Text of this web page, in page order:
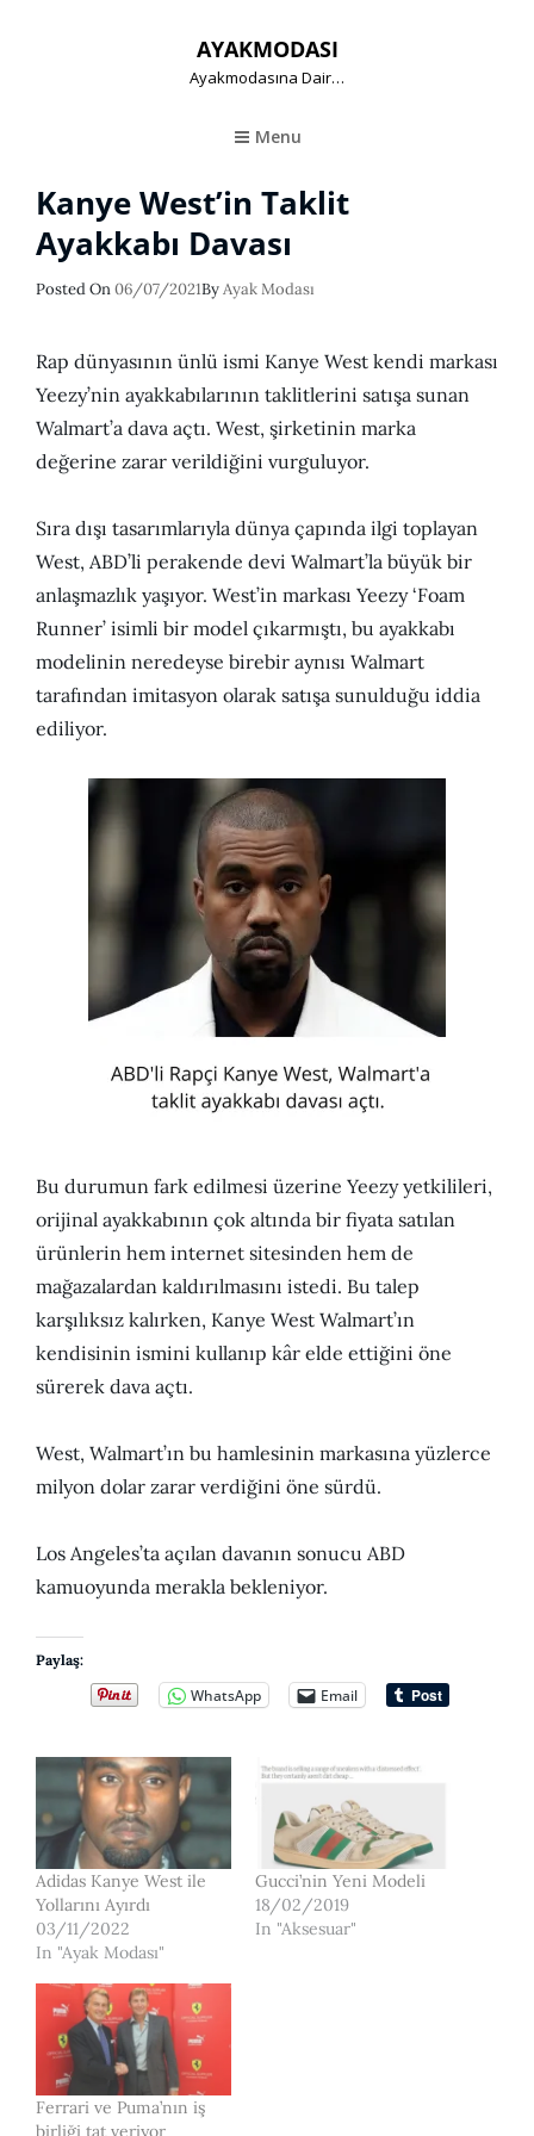
AYAKMODASI
Ayakmodasına Dair…
Menu
Kanye West’in Taklit
Ayakkabı Davası
Posted OnPosted
06/07/2021ByAyak Modası
Rap dünyasının ünlü ismi Kanye West kendi markası
Yeezy’nin ayakkabılarının taklitlerini satışa sunan
Walmart’a dava açtı. West, şirketinin marka
değerine zarar verildiğini vurguluyor.
Sıra dışı tasarımlarıyla dünya çapında ilgi toplayan
West, ABD’li perakende devi Walmart’la büyük bir
anlaşmazlık yaşıyor. West’in markası Yeezy ‘Foam
Runner’ isimli bir model çıkarmıştı, bu ayakkabı
modelinin neredeyse birebir aynısı Walmart
tarafından imitasyon olarak satışa sunulduğu iddia
ediliyor.
Bu durumun fark edilmesi üzerine Yeezy yetkilileri,
orijinal ayakkabının çok altında bir fiyata satılan
ürünlerin hem internet sitesinden hem de
mağazalardan kaldırılmasını istedi. Bu talep
karşılıksız kalırken, Kanye West Walmart’ın
kendisinin ismini kullanıp kâr elde ettiğini öne
sürerek dava açtı.
West, Walmart’ın bu hamlesinin markasına yüzlerce
milyon dolar zarar verdiğini öne sürdü.
Los Angeles’ta açılan davanın sonucu ABD
kamuoyunda merakla bekleniyor.
Paylaş:
WhatsApp Email
Adidas Kanye West ile
Yollarını Ayırdı
03/11/2022
In "Ayak Modası"
Gucci’nin Yeni Modeli
18/02/2019
In "Aksesuar"
Ferrari ve Puma’nın iş
birliği tat veriyor